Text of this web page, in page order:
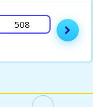
508 509